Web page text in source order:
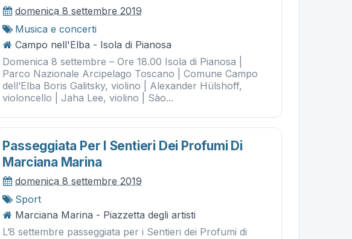
domenica 8 settembre 2019
Musica e concerti
Campo nell'Elba - Isola di Pianosa
Domenica 8 settembre – Ore 18.00 Isola di Pianosa |
Parco Nazionale Arcipelago Toscano | Comune Campo
dell’Elba Boris Galitsky, violino | Alexander Hülshoff,
violoncello | Jaha Lee, violino | Sào...
Passeggiata Per I Sentieri Dei Profumi Di
Marciana Marina
domenica 8 settembre 2019
Sport
Marciana Marina - Piazzetta degli artisti
L’8 settembre passeggiata per i Sentieri dei Profumi di